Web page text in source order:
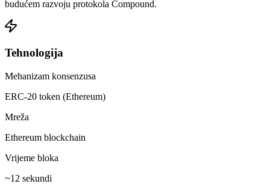
budućem razvoju protokola Compound.
Tehnologija
Mehanizam konsenzusa
ERC-20 token (Ethereum)
Mreža
Ethereum blockchain
Vrijeme bloka
~12 sekundi